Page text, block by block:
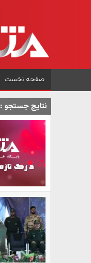
صفحه نخست
نتایج جستجو :